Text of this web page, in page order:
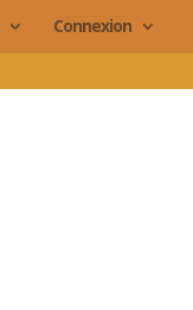
Connexion